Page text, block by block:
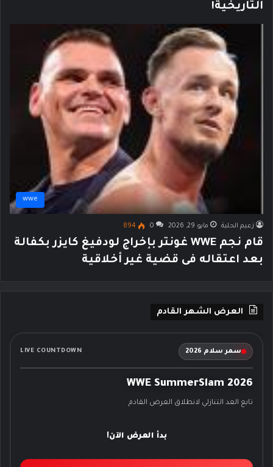
التاريخية!
wwe
زعيم الحلبة مايو 29, 2026 0
894
قام نجم WWE غونتر بإخراج لودفيغ كايزر بكفالة
بعد اعتقاله فى قضية غير أخلاقية
العرض الشهر القادم
سمر سلام 2026 LIVE COUNTDOWN
WWE SummerSlam 2026
تابع العد التنازلي لانطلاق العرض القادم
بدأ العرض الآن!